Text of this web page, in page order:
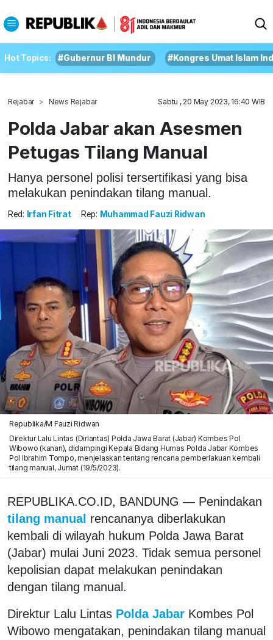
Hot Topics: #Gubernur BI Mundur #Kongres Umat Islam
Rejabar News Rejabar Sabtu , 20 May 2023, 16:40 WIB
Polda Jabar akan Asesmen
Petugas Tilang Manual
Hanya personel polisi tersertifikasi yang bisa
melakukan penindakan tilang manual.
Red: Irfan Fitrat Rep: Muhammad Fauzi Ridwan
Republika/M Fauzi Ridwan
Direktur Lalu Lintas (Dirlantas) Polda Jawa Barat (Jabar) Kombes Pol
Wibowo (kanan), didampingi Kepala Bidang Humas Polda Jabar Kombes
Pol Ibrahim Tompo, menjelaskan tentang rencana pemberlakuan kembali
tilang manual, Jumat (19/5/2023).
REPUBLIKA.CO.ID, BANDUNG — Penindakan
tilang manual rencananya diberlakukan
kembali di wilayah hukum Polda Jawa Barat
(Jabar) mulai Juni 2023. Tidak semua personel
kepolisian dapat melakukan penindakan
dengan tilang manual.
Direktur Lalu Lintas Polda Jabar Kombes Pol
Wibowo mengatakan, penindakan tilang manual